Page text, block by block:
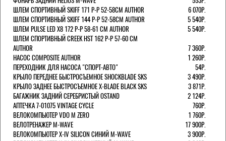
ШЛЕМ СПОРТИВНЫЙ SKIFF 171 Р-Р 52-58СМ AUTHOR
6 070Р.
ШЛЕМ СПОРТИВНЫЙ SKIFF 144 Р-Р 52-58СМ AUTHOR
5 540Р.
ШЛЕМ PULSE LED X8 172 Р-Р 58-61 СМ AUTHOR
5 540Р.
ШЛЕМ СПОРТИВНЫЙ CREEK HST 162 Р-Р 57-60 СМ
AUTHOR
7 360Р.
НАСОС COMPOSITE AUTHOR
1 260Р.
ПЕРЕХОДНИК ДЛЯ НАСОСА "СПОРТ-АВТО"
54Р.
КРЫЛО ПЕРЕДНЕЕ БЫСТРОСЪЕМНОЕ SHOCKBLADE SKS
3 490Р.
КРЫЛО ЗАДНЕЕ БЫСТРОСЪЕМНОЕ X-BLADE BLACK SKS
3 871Р.
БАГАЖНИК ЗАДНИЙ СЕРЕБРИСТЫЙ OSTAND
2 124Р.
АПТЕЧКА 7-01075 VINTAGE CYCLE
760Р.
ВЕЛОКОМПЬЮТЕР VDO M ZERO
1 760Р.
ВЕЛОТРЕНАЖЕР M-WAVE
17 900Р.
ВЕЛОКОМПЬЮТЕР X-IV SILICON СИНИЙ M-WAVE
3 900Р.